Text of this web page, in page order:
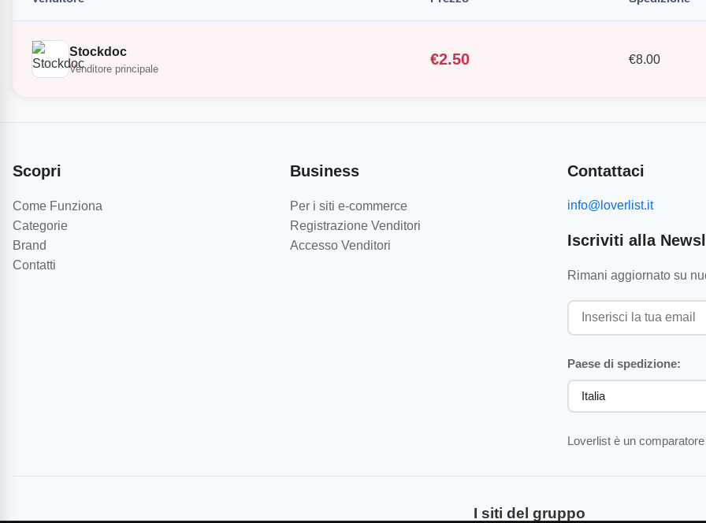
Stockdoc
Venditore principale
€2.50 €8.00
Scopri
Come Funziona
Categorie
Brand
Contatti
Business
Per i siti e-commerce
Registrazione Venditori
Accesso Venditori
Contattaci
info@loverlist.it
Iscriviti alla
Rimani aggiornato su
Paese di spedizione:
Loverlist è un
I siti del gruppo